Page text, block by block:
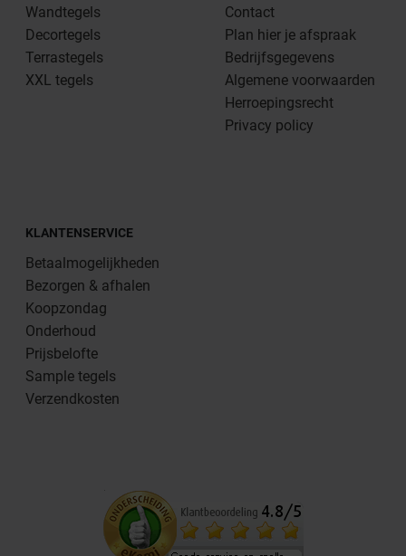
Wandtegels
Decortegels
Terrastegels
XXL tegels
Contact
Plan hier je afspraak
Bedrijfsgegevens
Algemene voorwaarden
Herroepingsrecht
Privacy policy
KLANTENSERVICE
Betaalmogelijkheden
Bezorgen & afhalen
Koopzondag
Onderhoud
Prijsbelofte
Sample tegels
Verzendkosten